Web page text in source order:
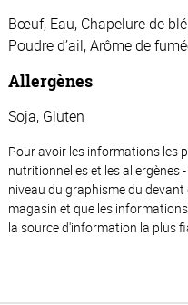
Bœuf, Eau, Chapelure de
Poudre d’ail, Arôme de
Allergènes
Soja, Gluten
Pour avoir les informations les
nutritionnelles et les allergènes
niveau du graphisme du devant
magasin et que les
la source d'information la plus